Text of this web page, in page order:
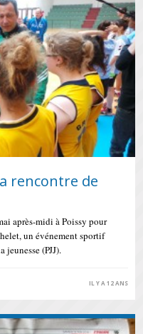
rencontre de
après-midi à Poissy pour
un événement sportif
(PJJ).
IL Y A 12 ANS